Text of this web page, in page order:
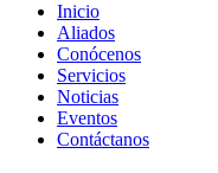
Inicio
Aliados
Conócenos
Servicios
Noticias
Eventos
Contáctanos